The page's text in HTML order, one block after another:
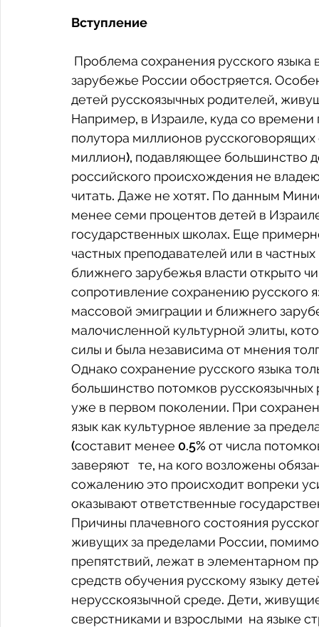
Вступление
зарубежье России обостряется.
детей русскоязычных родителей,
Например, в Израиле, куда со
полутора миллионов
миллион), подавляющее большинство
российского происхождения не
читать. Даже не хотят. По данным
менее семи процентов детей в
государственных школах. Еще
частных преподавателей или в
ближнего зарубежья власти открыто
сопротивление сохранению русского
массовой эмиграции и ближнего
малочисленной культурной элиты,
силы и была независима от мнения
Однако сохранение русского языка
большинство потомков
уже в первом поколении. При
язык как культурное явление за
(составит менее 0.5% от числа
заверяют   те, на кого возложены
сожалению это происходит вопреки
оказывают ответственные
Причины плачевного состояния
живущих за пределами России,
препятствий, лежат в элементарном
средств обучения русскому языку
нерусскоязычной среде. Дети,
сверстниками и взрослыми  на языке